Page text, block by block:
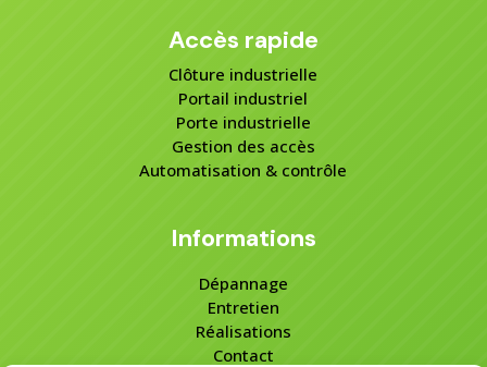
Accès rapide
Clôture industrielle
Portail industriel
Porte industrielle
Gestion des accès
Automatisation & contrôle
Informations
Dépannage
Entretien
Réalisations
Contact